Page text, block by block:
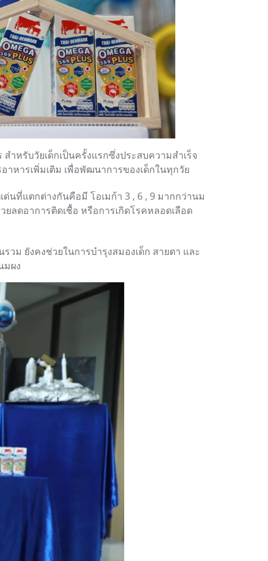
ำหรับวัยเด็กเป็นครั้งแรกซึ่งประสบความสำเร็จ
หารเพิ่มเติม เพื่อพัฒนาการของเด็กในทุกวัย
นที่แตกต่างกันคือมี โอเมก้า 3 , 6 , 9 มากกว่านม
ลดอาการติดเชื้อ หรือการเกิดโรคหลอดเลือด
ม ยังคงช่วยในการบำรุงสมองเด็ก สายตา และ
มผง